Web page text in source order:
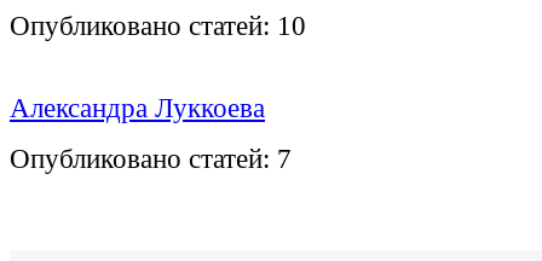
Опубликовано статей: 10
Александра Луккоева
Опубликовано статей: 7